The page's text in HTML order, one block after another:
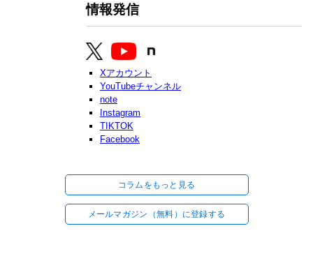
情報発信
Xアカウント
YouTubeチャンネル
note
Instagram
TIKTOK
Facebook
コラムをもっと見る
メールマガジン（無料）に登録する